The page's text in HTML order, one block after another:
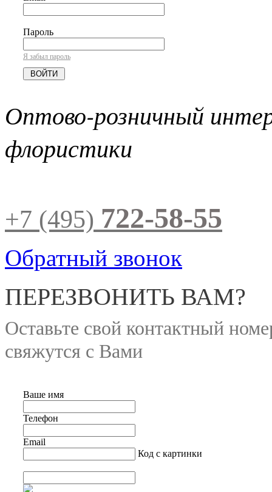
Пароль
Я забыл пароль
Оптово-розничный
флористики
+7 (495) 722-58-55
Обратный звонок
ПЕРЕЗВОНИТЬ ВАМ?
Оставьте свой контактный
свяжутся с Вами
Ваше имя
Телефон
Email
Код с картинки